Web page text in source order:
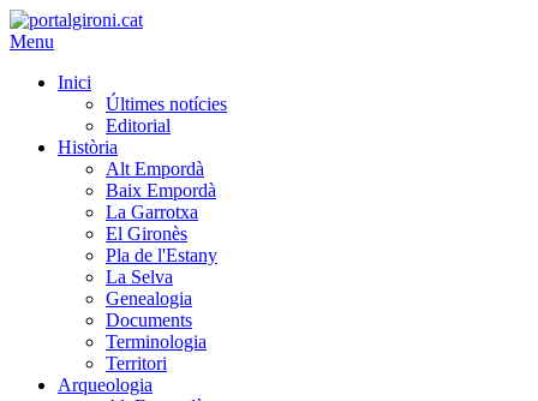
Menu
Inici
Últimes notícies
Editorial
Història
Alt Empordà
Baix Empordà
La Garrotxa
El Gironès
Pla de l'Estany
La Selva
Genealogia
Documents
Terminologia
Territori
Arqueologia